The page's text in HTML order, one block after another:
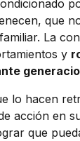
que
La
y
lo hacen
acción en
que